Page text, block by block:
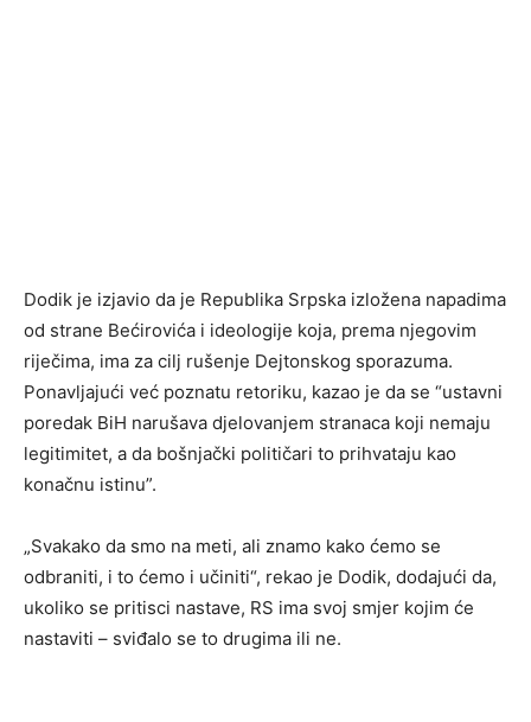
Dodik je izjavio da je Republika Srpska izložena napadima
od strane Bećirovića i ideologije koja, prema njegovim
riječima, ima za cilj rušenje Dejtonskog sporazuma.
Ponavljajući već poznatu retoriku, kazao je da se “ustavni
poredak BiH narušava djelovanjem stranaca koji nemaju
legitimitet, a da bošnjački političari to prihvataju kao
konačnu istinu”.
„Svakako da smo na meti, ali znamo kako ćemo se
odbraniti, i to ćemo i učiniti“, rekao je Dodik, dodajući da,
ukoliko se pritisci nastave, RS ima svoj smjer kojim će
nastaviti – sviđalo se to drugima ili ne.